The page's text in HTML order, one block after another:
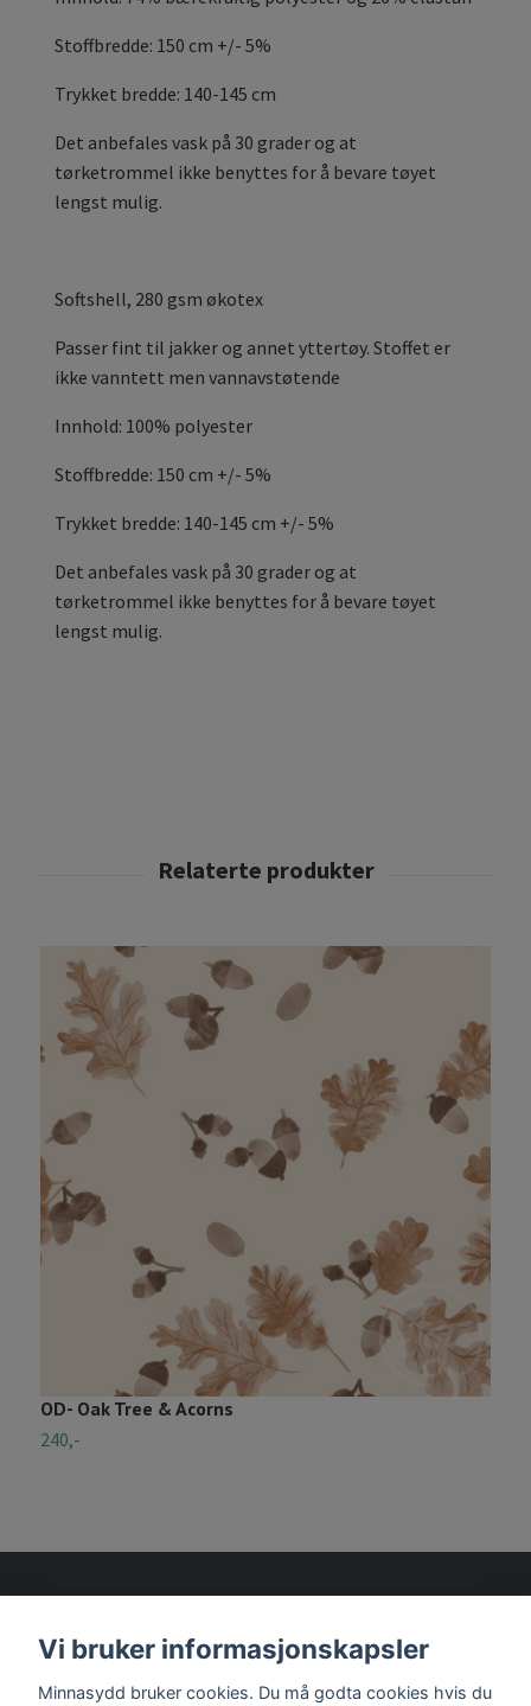
Stoffbredde: 150 cm +/- 5%
Trykket bredde: 140-145 cm
Det anbefales vask på 30 grader og at
tørketrommel ikke benyttes for å bevare tøyet
lengst mulig.
Softshell, 280 gsm økotex
Passer fint til jakker og annet yttertøy. Stoffet er
ikke vanntett men vannavstøtende
Innhold: 100% polyester
Stoffbredde: 150 cm +/- 5%
Trykket bredde: 140-145 cm +/- 5%
Det anbefales vask på 30 grader og at
tørketrommel ikke benyttes for å bevare tøyet
lengst mulig.
OD- Oak Tree & Acorns
240,-
Vi bruker informasjonskapsler
Minnasydd bruker cookies. Du må godta cookies hvis du